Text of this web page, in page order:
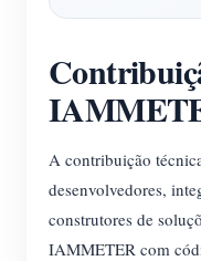
Blog
Explorar site
Ranking FV
A contribuição
desenvolvedores,
construtores de
IAMMETER com